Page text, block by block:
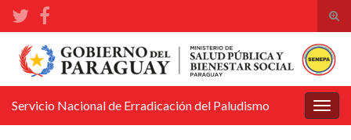
el
de
Search for:
la
Servicio Nacional de Erradicación del Paludismo